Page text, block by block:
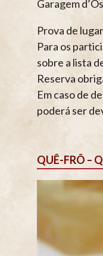
Garagem
Prova de
Para os
sobre a lista
Reserva
Em caso de
poderá ser
QUÊ-FRÔ –